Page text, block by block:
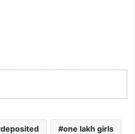
deposited one lakh girls